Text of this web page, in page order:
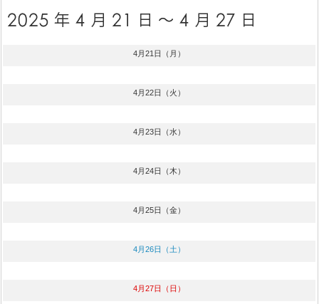
4月21日（月）
4月22日（火）
4月23日（水）
4月24日（木）
4月25日（金）
4月26日（土）
4月27日（日）